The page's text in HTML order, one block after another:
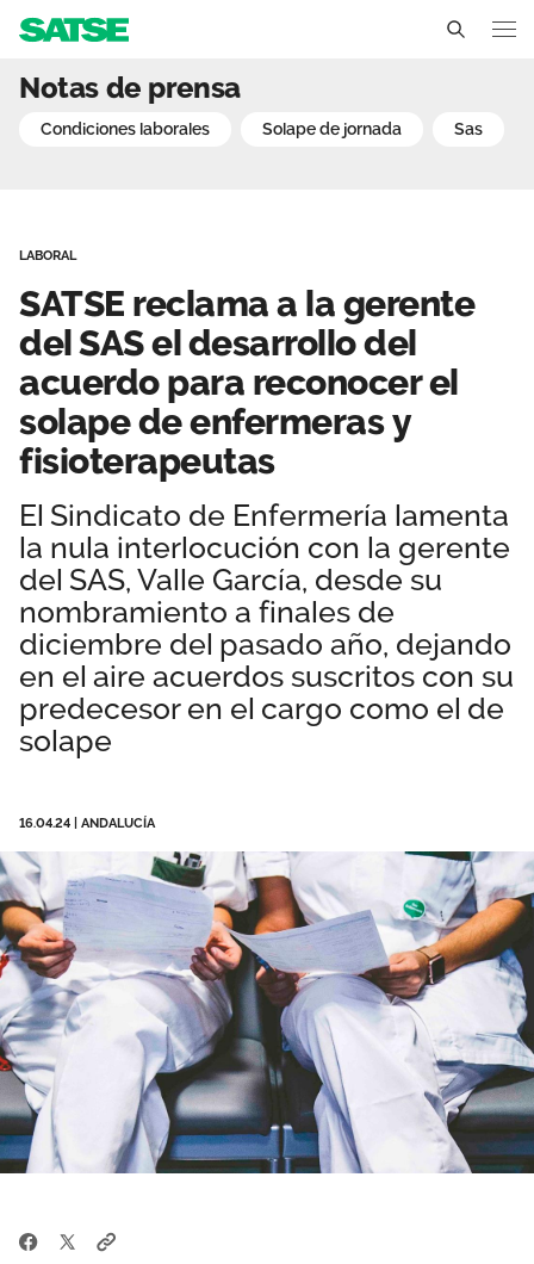
Delegados Sindicales
Estructura organizativa
Transparencia
Secciones sindicales
Servicios
Ventajas
Actualidad
Temas
Noticias
Sala de prensa
Empleo
Documentos
Publicaciones
Vídeos
Andalucía
Contáctanos
Área privada
SATSE reclama a la
Notas de prensa
condiciones laborales solape de jornada sas
LABORAL
SATSE reclama a la gerente
del SAS el desarrollo del
acuerdo para reconocer el
solape de enfermeras y
fisioterapeutas
El Sindicato de Enfermería lamenta
la nula interlocución con la gerente
del SAS, Valle García, desde su
nombramiento a finales de
diciembre del pasado año, dejando
en el aire acuerdos suscritos con su
predecesor en el cargo como el de
solape
16.04.24 ANDALUCÍA